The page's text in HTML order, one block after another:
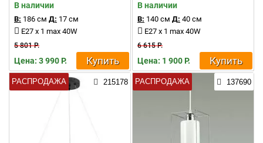
В наличии
В: 186 см Д: 17 см
E27 x 1 max 40W
5 801 Р.
Цена: 3 990 Р. Купить
В наличии
В: 140 см Д: 40 см
E27 x 1 max 40W
6 615 Р.
Цена: 1 900 Р. Купить
РАСПРОДАЖА 215178 РАСПРОДАЖА 137690